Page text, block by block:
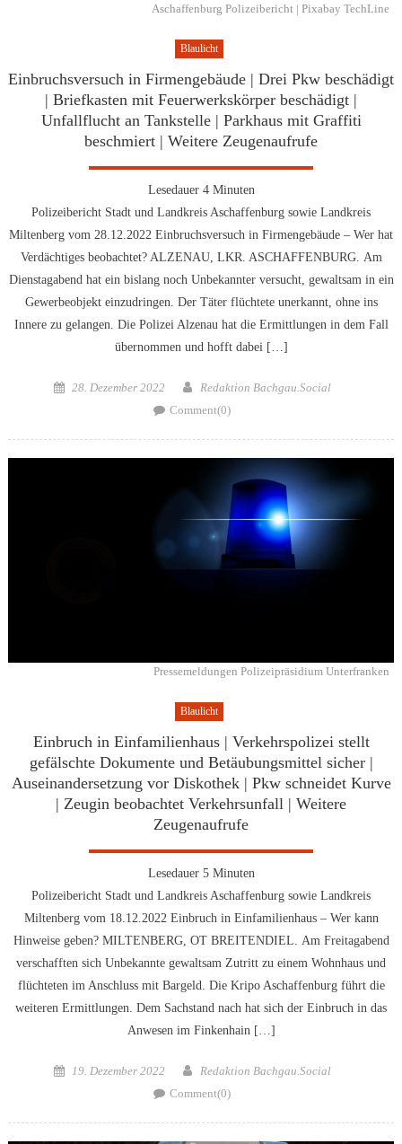
Aschaffenburg Polizeibericht | Pixabay TechLine
Blaulicht
Einbruchsversuch in Firmengebäude | Drei Pkw beschädigt
| Briefkasten mit Feuerwerkskörper beschädigt |
Unfallflucht an Tankstelle | Parkhaus mit Graffiti
beschmiert | Weitere Zeugenaufrufe
Lesedauer 4 Minuten
Polizeibericht Stadt und Landkreis Aschaffenburg sowie Landkreis
Miltenberg vom 28.12.2022 Einbruchsversuch in Firmengebäude – Wer hat
Verdächtiges beobachtet? ALZENAU, LKR. ASCHAFFENBURG. Am
Dienstagabend hat ein bislang noch Unbekannter versucht, gewaltsam in ein
Gewerbeobjekt einzudringen. Der Täter flüchtete unerkannt, ohne ins
Innere zu gelangen. Die Polizei Alzenau hat die Ermittlungen in dem Fall
übernommen und hofft dabei […]
Posted
28. Dezember 2022 Author
Redaktion Bachgau.Social
Comment(0)
Pressemeldungen Polizeipräsidium Unterfranken
Blaulicht
Einbruch in Einfamilienhaus | Verkehrspolizei stellt
gefälschte Dokumente und Betäubungsmittel sicher |
Auseinandersetzung vor Diskothek | Pkw schneidet Kurve
| Zeugin beobachtet Verkehrsunfall | Weitere
Zeugenaufrufe
Lesedauer 5 Minuten
Polizeibericht Stadt und Landkreis Aschaffenburg sowie Landkreis
Miltenberg vom 18.12.2022 Einbruch in Einfamilienhaus – Wer kann
Hinweise geben? MILTENBERG, OT BREITENDIEL. Am Freitagabend
verschafften sich Unbekannte gewaltsam Zutritt zu einem Wohnhaus und
flüchteten im Anschluss mit Bargeld. Die Kripo Aschaffenburg führt die
weiteren Ermittlungen. Dem Sachstand nach hat sich der Einbruch in das
Anwesen im Finkenhain […]
Posted
19. Dezember 2022 Author
Redaktion Bachgau.Social
Comment(0)